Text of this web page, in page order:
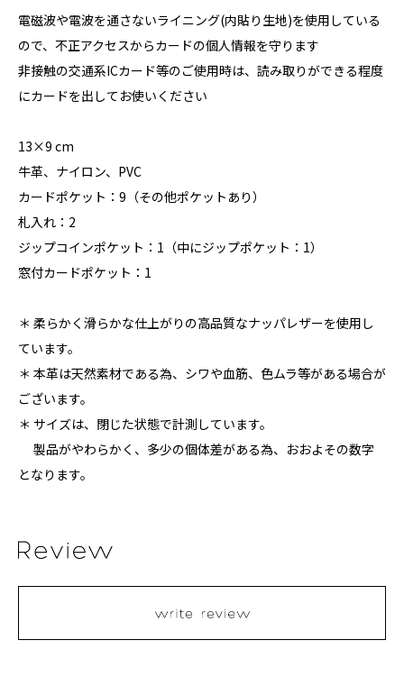
電磁波や電波を通さないライニング(内貼り生地)を使用している
ので、不正アクセスからカードの個人情報を守ります
非接触の交通系ICカード等のご使用時は、読み取りができる程度
にカードを出してお使いください
13×9 cm
牛革、ナイロン、PVC
カードポケット：9（その他ポケットあり）
札入れ：2
ジップコインポケット：1（中にジップポケット：1）
窓付カードポケット：1
＊ 柔らかく滑らかな仕上がりの高品質なナッパレザーを使用し
ています。
＊ 本革は天然素材である為、シワや血筋、色ムラ等がある場合が
ございます。
＊ サイズは、閉じた状態で計測しています。
製品がやわらかく、多少の個体差がある為、おおよその数字
となります。